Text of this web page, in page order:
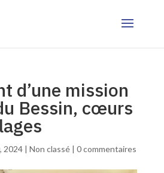
d’une mission
Bessin, cœurs
2024| Non classé| 0 commentaires